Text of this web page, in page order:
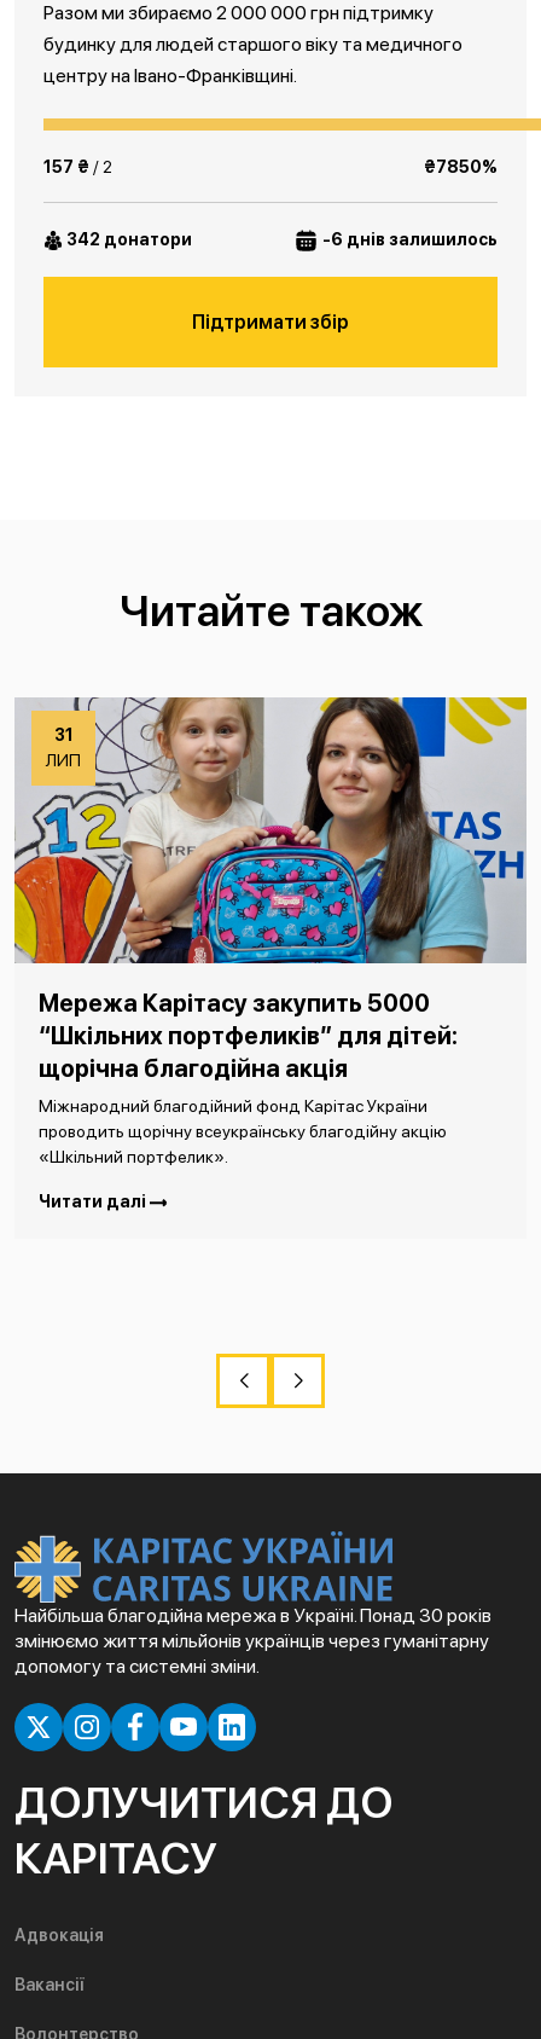
Разом ми збираємо 2 000 000 грн підтримку
будинку для людей старшого віку та медичного
центру на Івано-Франківщині.
157 ₴ / 2 ₴7850%
342 донатори -6 днів залишилось
Підтримати збір
Читайте також
31
ЛИП
Мережа Карітасу закупить 5000
“Шкільних портфеликів” для дітей:
щорічна благодійна акція
Міжнародний благодійний фонд Карітас України
проводить щорічну всеукраїнську благодійну акцію
«Шкільний портфелик».
Читати далі
Найбільша благодійна мережа в Україні. Понад 30 років
змінюємо життя мільйонів українців через гуманітарну
допомогу та системні зміни.
ДОЛУЧИТИСЯ ДО
КАРІТАСУ
Адвокація
Вакансії
Волонтерство